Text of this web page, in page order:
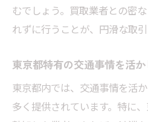
むでしょう。買取業者との密
れずに行うことが、円滑な取引
東京都特有の交通事情を活
東京都内では、交通事情を活
多く提供されています。特に